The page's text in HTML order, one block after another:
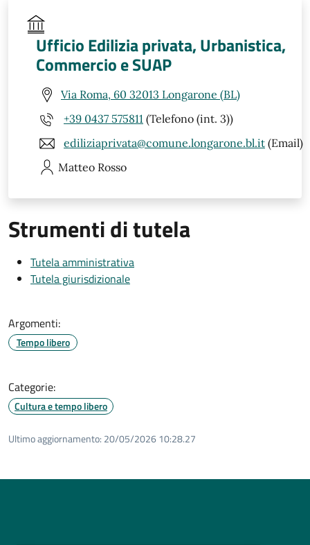
Ufficio Edilizia privata, Urbanistica,
Commercio e SUAP
Via Roma, 60 32013 Longarone (BL)
+39 0437 575811 (Telefono (int. 3))
ediliziaprivata@comune.longarone.bl.it (Email)
Matteo Rosso
Strumenti di tutela
Tutela amministrativa
Tutela giurisdizionale
Argomenti:
Tempo libero
Categorie:
Cultura e tempo libero
Ultimo aggiornamento: 20/05/2026 10:28.27